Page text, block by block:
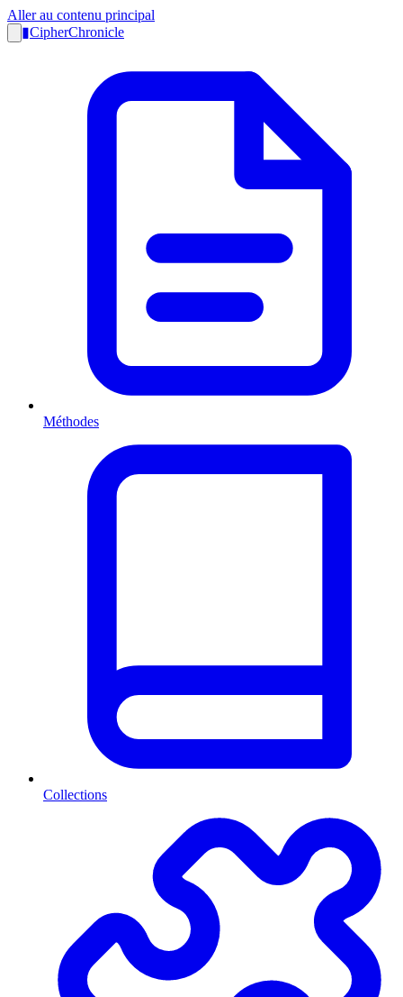
Aller au contenu principal
▮CipherChronicle
Méthodes
Collections